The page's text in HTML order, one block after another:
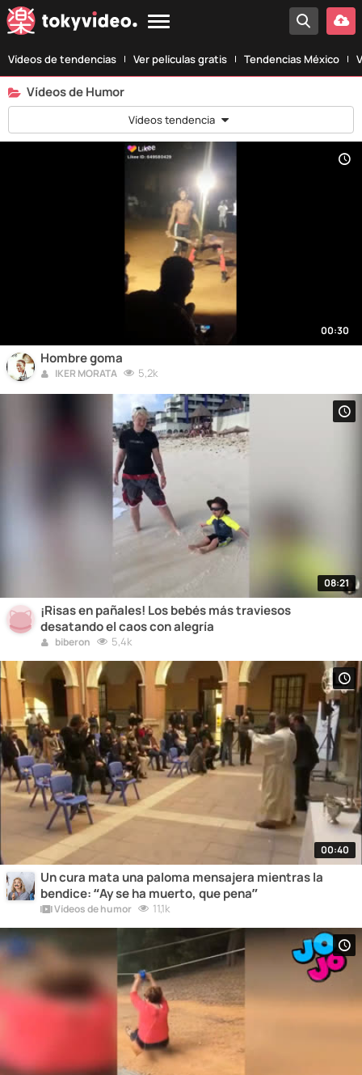
Vídeos de tendencias Ver películas gratis Tendencias México
Vídeos de Humor
Vídeos tendencia
00:30
Hombre goma
IKER MORATA 5,2k
08:21
¡Risas en pañales! Los bebés más traviesos
desatando el caos con alegría
biberon 5,4k
00:40
Un cura mata una paloma mensajera mientras la
bendice: “Ay se ha muerto, que pena”
Vídeos de humor 11,1k